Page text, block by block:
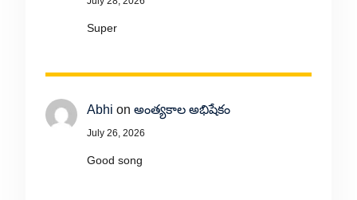
Super
Abhi on అంత్యకాల అభిషేకం
July 26, 2026
Good song